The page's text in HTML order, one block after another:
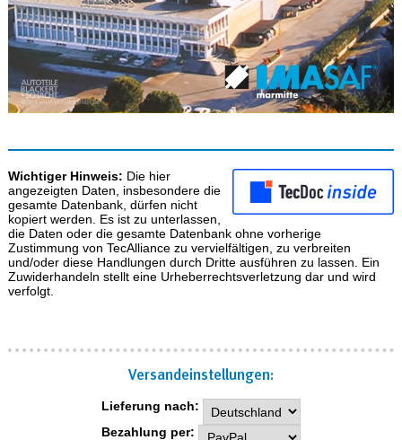
Wichtiger Hinweis: Die hier
angezeigten Daten, insbesondere die
gesamte Datenbank, dürfen nicht
kopiert werden. Es ist zu unterlassen,
die Daten oder die gesamte Datenbank ohne vorherige
Zustimmung von TecAlliance zu vervielfältigen, zu verbreiten
und/oder diese Handlungen durch Dritte ausführen zu lassen. Ein
Zuwiderhandeln stellt eine Urheberrechtsverletzung dar und wird
verfolgt.
Versand­einstellungen:
Lieferung nach:
Bezahlung per: